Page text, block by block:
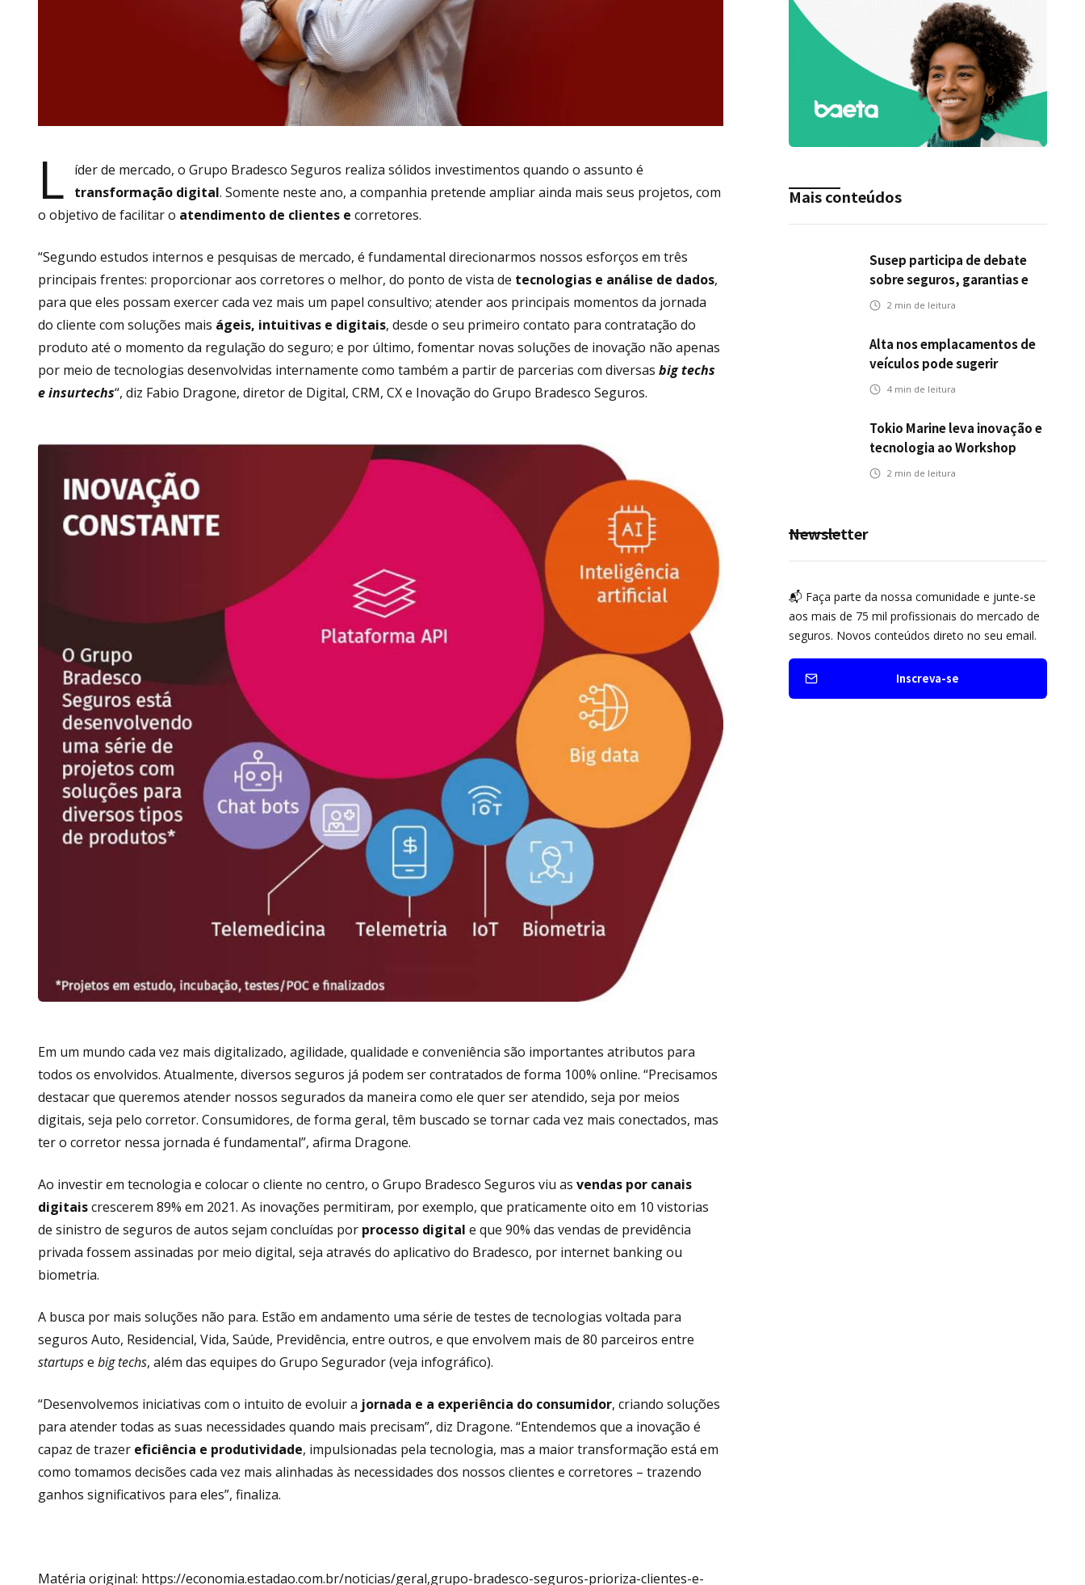
L
íder de mercado, o Grupo Bradesco Seguros realiza sólidos investimentos quando o assunto é
transformação digital. Somente neste ano, a companhia pretende ampliar ainda mais seus projetos, com
o objetivo de facilitar o atendimento de clientes e corretores.
“Segundo estudos internos e pesquisas de mercado, é fundamental direcionarmos nossos esforços em três
principais frentes: proporcionar aos corretores o melhor, do ponto de vista de tecnologias e análise de dados,
para que eles possam exercer cada vez mais um papel consultivo; atender aos principais momentos da jornada
do cliente com soluções mais ágeis, intuitivas e digitais, desde o seu primeiro contato para contratação do
produto até o momento da regulação do seguro; e por último, fomentar novas soluções de inovação não apenas
por meio de tecnologias desenvolvidas internamente como também a partir de parcerias com diversas big techs
e insurtechs“, diz Fabio Dragone, diretor de Digital, CRM, CX e Inovação do Grupo Bradesco Seguros.
Em um mundo cada vez mais digitalizado, agilidade, qualidade e conveniência são importantes atributos para
todos os envolvidos. Atualmente, diversos seguros já podem ser contratados de forma 100% online. “Precisamos
destacar que queremos atender nossos segurados da maneira como ele quer ser atendido, seja por meios
digitais, seja pelo corretor. Consumidores, de forma geral, têm buscado se tornar cada vez mais conectados, mas
ter o corretor nessa jornada é fundamental”, afirma Dragone.
Ao investir em tecnologia e colocar o cliente no centro, o Grupo Bradesco Seguros viu as vendas por canais
digitaiscrescerem 89% em 2021. As inovações permitiram, por exemplo, que praticamente oito em 10 vistorias
de sinistro de seguros de autos sejam concluídas por processo digital e que 90% das vendas de previdência
privada fossem assinadas por meio digital, seja através do aplicativo do Bradesco, por internet banking ou
biometria.
A busca por mais soluções não para. Estão em andamento uma série de testes de tecnologias voltada para
seguros Auto, Residencial, Vida, Saúde, Previdência, entre outros, e que envolvem mais de 80 parceiros entre
startupse big techs, além das equipes do Grupo Segurador (veja infográfico).
“Desenvolvemos iniciativas com o intuito de evoluir a jornada e a experiência do consumidor, criando soluções
para atender todas as suas necessidades quando mais precisam”, diz Dragone. “Entendemos que a inovação é
capaz de trazer eficiência e produtividade, impulsionadas pela tecnologia, mas a maior transformação está em
como tomamos decisões cada vez mais alinhadas às necessidades dos nossos clientes e corretores – trazendo
ganhos significativos para eles”, finaliza.
Matéria original: https://economia.estadao.com.br/noticias/geral,grupo-bradesco-seguros-prioriza-clientes-e-
Mais conteúdos
Susep participa de debate
sobre seguros, garantias e
riscos em infraestrutura de
2 min de leitura
Alta nos emplacamentos de
veículos pode sugerir
oportunidades para o seguro
4 min de leitura
Tokio Marine leva inovação e
tecnologia ao Workshop
Integrativo da Poli-USP
2 min de leitura
Newsletter
📬 Faça parte da nossa comunidade e junte-se
aos mais de 75 mil profissionais do mercado de
seguros. Novos conteúdos direto no seu email.
Inscreva-se